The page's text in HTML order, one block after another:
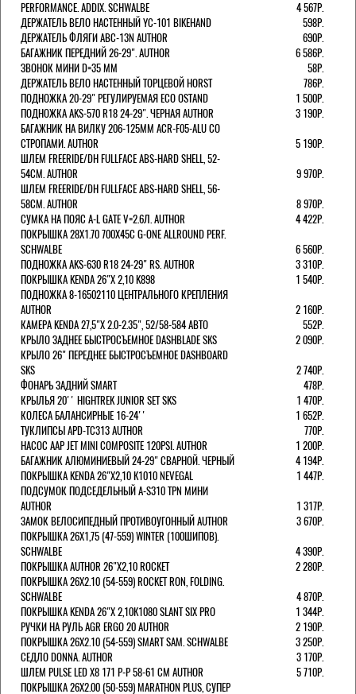
PERFORMANCE. ADDIX. SCHWALBE
4 567Р.
ДЕРЖАТЕЛЬ ВЕЛО НАСТЕННЫЙ YC-101 BIKEHAND
598Р.
ДЕРЖАТЕЛЬ ФЛЯГИ ABC-13N AUTHOR
690Р.
БАГАЖНИК ПЕРЕДНИЙ 26-29". AUTHOR
6 586Р.
ЗВОНОК МИНИ D=35 ММ
58Р.
ДЕРЖАТЕЛЬ ВЕЛО НАСТЕННЫЙ ТОРЦЕВОЙ HORST
786Р.
ПОДНОЖКА 20-29" РЕГУЛИРУЕМАЯ ECO OSTAND
1 500Р.
ПОДНОЖКА AKS-570 R18 24-29". ЧЕРНАЯ AUTHOR
3 190Р.
БАГАЖНИК НА ВИЛКУ 206-125ММ ACR-F05-ALU СО
СТРОПАМИ. AUTHOR
5 190Р.
ШЛЕМ FREERIDE/DH FULLFACE ABS-HARD SHELL, 52-
54СМ. AUTHOR
9 970Р.
ШЛЕМ FREERIDE/DH FULLFACE ABS-HARD SHELL, 56-
58СМ. AUTHOR
8 970Р.
СУМКА НА ПОЯС A-L GATE V=2.6Л. AUTHOR
4 422Р.
ПОКРЫШКА 28X1.70 700X45C G-ONE ALLROUND PERF.
SCHWALBE
6 560Р.
ПОДНОЖКА AKS-630 R18 24-29" RS. AUTHOR
3 310Р.
ПОКРЫШКА KENDA 26"Х 2,10 K898
1 540Р.
ПОДНОЖКА 8-16502110 ЦЕНТРАЛЬНОГО КРЕПЛЕНИЯ
AUTHOR
2 160Р.
КАМЕРА KENDA 27,5"Х 2.0-2.35", 52/58-584 АВТО
552Р.
КРЫЛО ЗАДНЕЕ БЫСТРОСЪЕМНОЕ DASHBLADE SKS
2 090Р.
КРЫЛО 26" ПЕРЕДНЕЕ БЫСТРОСЪЕМНОЕ DASHBOARD
SKS
2 740Р.
ФОНАРЬ ЗАДНИЙ SMART
478Р.
КРЫЛЬЯ 20'' HIGHTREK JUNIOR SET SKS
1 470Р.
КОЛЕСА БАЛАНСИРНЫЕ 16-24''
1 652Р.
ТУКЛИПСЫ APD-TC313 AUTHOR
770Р.
НАСОС AAP JET MINI COMPOSITE 120PSI. AUTHOR
1 200Р.
БАГАЖНИК АЛЮМИНИЕВЫЙ 24-29" СВАРНОЙ. ЧЕРНЫЙ
4 194Р.
ПОКРЫШКА KENDA 26"Х2,10 K1010 NEVEGAL
1 447Р.
ПОДСУМОК ПОДСЕДЕЛЬНЫЙ A-S310 TPN МИНИ
AUTHOR
1 317Р.
ЗАМОК ВЕЛОСИПЕДНЫЙ ПРОТИВОУГОННЫЙ AUTHOR
3 670Р.
ПОКРЫШКА 26X1,75 (47-559) WINTER (100ШИПОВ).
SCHWALBE
4 390Р.
ПОКРЫШКА AUTHOR 26"Х2,10 ROCKET
2 280Р.
ПОКРЫШКА 26X2.10 (54-559) ROCKET RON, FOLDING.
SCHWALBE
4 870Р.
ПОКРЫШКА KENDA 26"Х 2,10K1080 SLANT SIX PRO
1 344Р.
РУЧКИ НА РУЛЬ AGR ERGO 20 AUTHOR
2 190Р.
ПОКРЫШКА 26X2.10 (54-559) SMART SAM. SCHWALBE
3 250Р.
СЕДЛО DONNA. AUTHOR
3 170Р.
ШЛЕМ PULSE LED X8 171 Р-Р 58-61 СМ AUTHOR
5 710Р.
ПОКРЫШКА 26X2.00 (50-559) MARATHON PLUS, СУПЕР